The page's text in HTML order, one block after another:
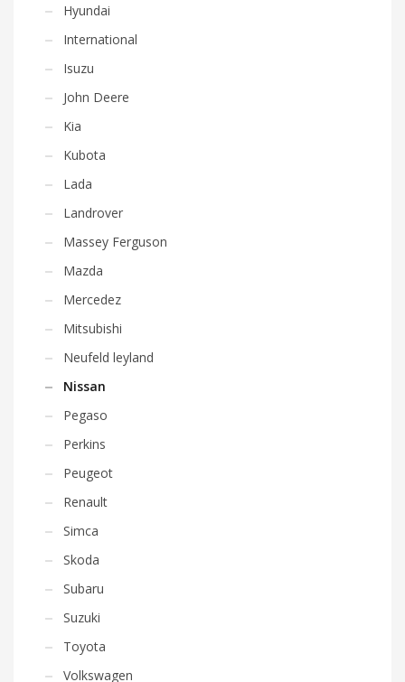
Hyundai
International
Isuzu
John Deere
Kia
Kubota
Lada
Landrover
Massey Ferguson
Mazda
Mercedez
Mitsubishi
Neufeld leyland
Nissan
Pegaso
Perkins
Peugeot
Renault
Simca
Skoda
Subaru
Suzuki
Toyota
Volkswagen